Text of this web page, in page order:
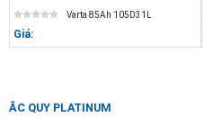
Varta 85Ah 105D31L
Giá:
ẮC QUY PLATINUM